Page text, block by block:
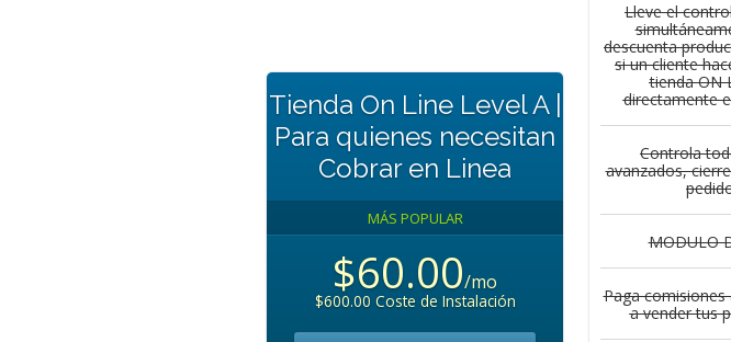
Tienda On Line Level A |
Para quienes necesitan
Cobrar en Linea
MÁS POPULAR
$60.00/mo
$600.00 Coste de Instalación
Lleve el
descuenta
si un cliente
tienda ON
directamente
Controla
avanzados,
MODULO
Paga
a vender tus